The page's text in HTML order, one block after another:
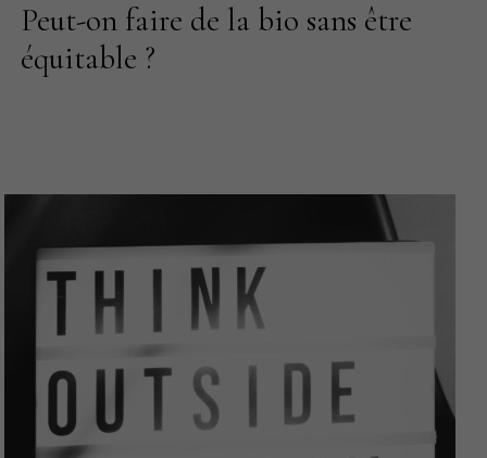
Peut-on faire de la bio sans être
équitable ?